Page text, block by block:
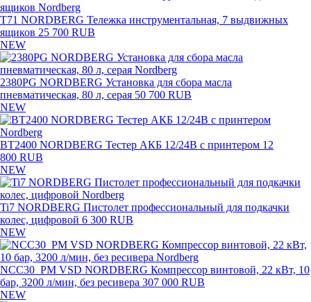
T71 NORDBERG Тележка инструментальная, 7 выдвижных
ящиков 25 700 RUB
NEW
2380PG NORDBERG Установка для сбора масла
пневматическая, 80 л, серая 50 700 RUB
NEW
BT2400 NORDBERG Тестер АКБ 12/24В с принтером 12
800 RUB
NEW
Ti7 NORDBERG Пистолет профессиональный для подкачки
колес, цифровой 6 300 RUB
NEW
NCC30_PM VSD NORDBERG Компрессор винтовой, 22 кВт, 10
бар, 3200 л/мин, без ресивера 307 000 RUB
NEW